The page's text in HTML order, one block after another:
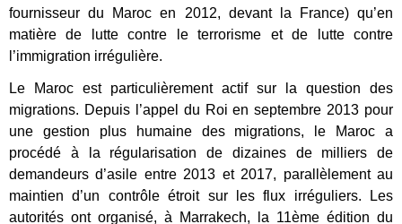
fournisseur du Maroc en 2012, devant la France) qu’en
matière de lutte contre le terrorisme et de lutte contre
l’immigration irrégulière.
Le Maroc est particulièrement actif sur la question des
migrations. Depuis l’appel du Roi en septembre 2013 pour
une gestion plus humaine des migrations, le Maroc a
procédé à la régularisation de dizaines de milliers de
demandeurs d’asile entre 2013 et 2017, parallèlement au
maintien d’un contrôle étroit sur les flux irréguliers. Les
autorités ont organisé, à Marrakech, la 11ème édition du